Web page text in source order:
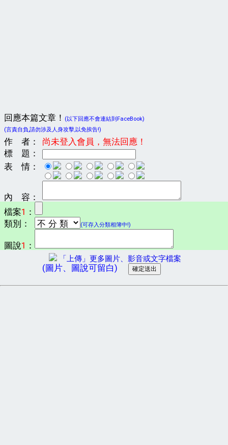
回應本篇文章！
(以下回應不會連結到FaceBook)
(言責自負,請勿涉及人身攻擊,以免挨告!)
作 者：
尚未登入會員，無法回應！
標 題：
表 情：
內 容：
檔案1 ：
類別：
(可存入分類相簿中!)
圖說1 ：
「上傳」更多圖片、影音或文字檔案
(圖片、圖說可留白)